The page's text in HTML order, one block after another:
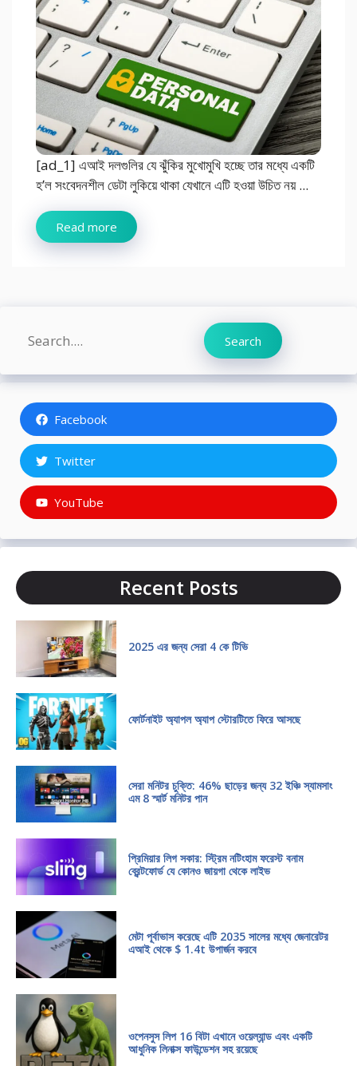
[ad_1] এআই দলগুলির যে ঝুঁকির মুখোমুখি হচ্ছে তার মধ্যে একটি
হ’ল সংবেদনশীল ডেটা লুকিয়ে থাকা যেখানে এটি হওয়া উচিত নয় ...
Read more
Search Search
Facebook
Twitter
YouTube
Recent Posts
2025 এর জন্য সেরা 4 কে টিভি
ফোর্টনাইট অ্যাপল অ্যাপ স্টোরটিতে ফিরে আসছে
সেরা মনিটর চুক্তি: 46% ছাড়ের জন্য 32 ইঞ্চি স্যামসাং
এম 8 স্মার্ট মনিটর পান
প্রিমিয়ার লিগ সকার: স্ট্রিম নটিংহাম ফরেস্ট বনাম
ব্রেন্টফোর্ড যে কোনও জায়গা থেকে লাইভ
মেটা পূর্বাভাস করেছে এটি 2035 সালের মধ্যে জেনারেটর
এআই থেকে $ 1.4t উপার্জন করবে
ওপেনসুস লিপ 16 বিটা এখানে ওয়েল্যান্ড এবং একটি
আধুনিক লিনাক্স ফাউন্ডেশন সহ রয়েছে